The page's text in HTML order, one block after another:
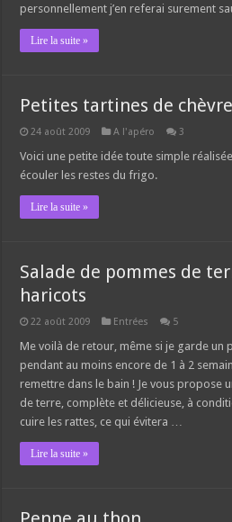
personnellement j’en referai surement
Lire la suite »
Petites tartines de chèvre
24 août 2009 A l'apéro 3
Voici une petite idée toute simple
écouler les restes du frigo.
Lire la suite »
Salade de pommes de
haricots
22 août 2009 Entrées 5
Me voilà de retour, même si je garde un
pendant au moins encore de 1 à 2
remettre dans le bain ! Je vous propose
de terre, complète et délicieuse, à
cuire les rattes, ce qui évitera …
Lire la suite »